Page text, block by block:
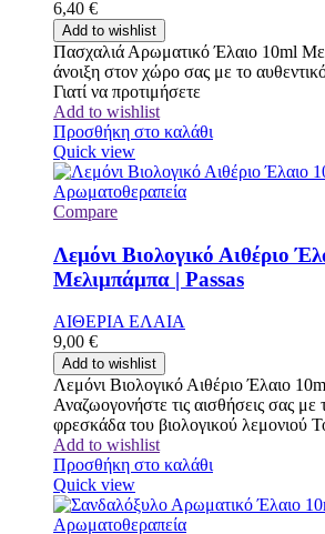
6,40 €
Add to wishlist
Πασχαλιά Αρωματικό Έλαιο 10ml
άνοιξη στον χώρο σας με το
Γιατί να προτιμήσετε
Add to wishlist
Προσθήκη στο καλάθι
Quick view
Compare
Λεμόνι Βιολογικό Αιθέριο
Μελιμπάμπα | Passas
ΑΙΘΕΡΙΑ ΕΛΑΙΑ
9,00 €
Add to wishlist
Λεμόνι Βιολογικό Αιθέριο Έλαιο
Αναζωογονήστε τις αισθήσεις σας με
φρεσκάδα του βιολογικού λεμονιού
Add to wishlist
Προσθήκη στο καλάθι
Quick view